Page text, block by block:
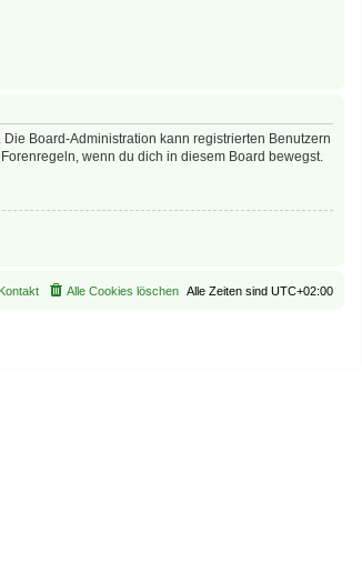
Board-Administration kann registrierten Benutzern
wenn du dich in diesem Board bewegst.
Alle Zeiten sind UTC+02:00
Alle Cookies löschen
Kontakt